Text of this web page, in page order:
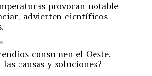
provocan notable
advierten científicos
consumen el Oeste.
las causas y soluciones?